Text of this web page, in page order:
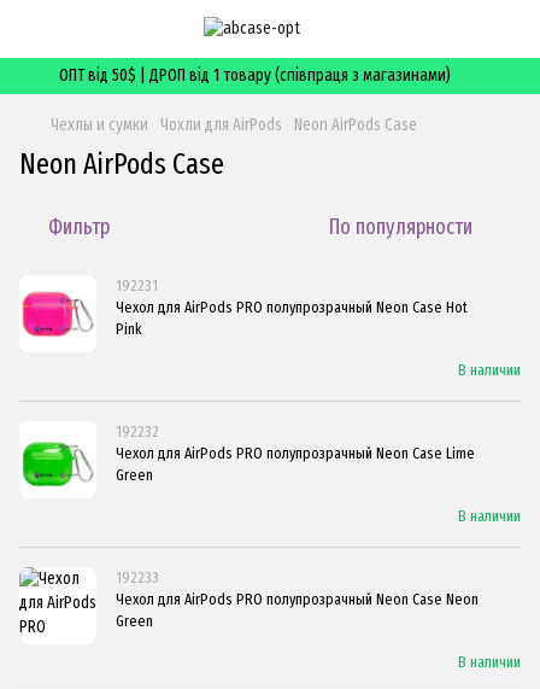
ОПТ від 50$ | ДРОП від 1 товару (співпраця з магазинами)
Чехлы и сумки Чохли для AirPods Neon AirPods Case
Neon AirPods Case
Фильтр По популярности
192231
Чехол для AirPods PRO полупрозрачный Neon Case Hot
Pink
В наличии
192232
Чехол для AirPods PRO полупрозрачный Neon Case Lime
Green
В наличии
192233
Чехол для AirPods PRO полупрозрачный Neon Case Neon
Green
В наличии